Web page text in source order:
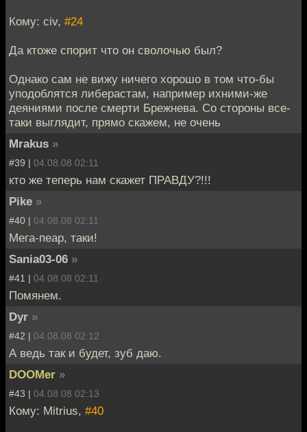
Кому: civ, #24
Да ктоже спорит что он сволочью был?
Однако сам не вижу ничего хорошо в том что-бы
уподоблятся либерастам, например ихними-же
деяниями после смерти Брежнева. Со стороны все-
таки выглядит, прямо скажем, не очень
Mrakus »
#39 | 04.08.08 02:11
кто же теперь нам скажет ПРАВДУ?!!!
Pike »
#40 | 04.08.08 02:11
Мега-пеар, таки!
Sania03-06 »
#41 | 04.08.08 02:11
Помянем.
Dyr »
#42 | 04.08.08 02:12
А ведь так и будет, зуб даю.
DOOMer »
#43 | 04.08.08 02:13
Кому: Mitrius, #40